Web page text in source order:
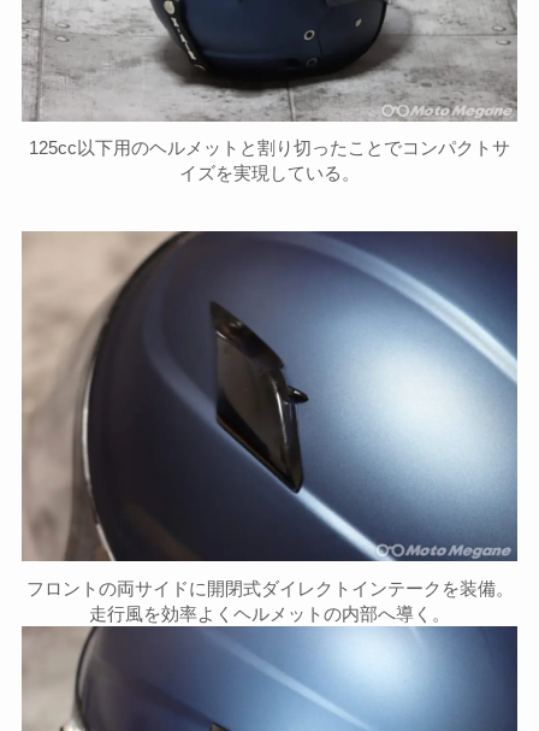
125cc以下用のヘルメットと割り切ったことでコンパクトサ
イズを実現している。
フロントの両サイドに開閉式ダイレクトインテークを装備。
走行風を効率よくヘルメットの内部へ導く。